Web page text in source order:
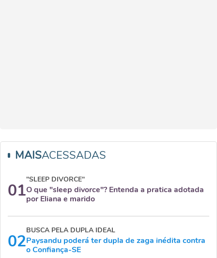
MAISACESSADAS
01
"SLEEP DIVORCE"
O que "sleep divorce"? Entenda a pratica adotada
por Eliana e marido
02
BUSCA PELA DUPLA IDEAL
Paysandu poderá ter dupla de zaga inédita contra
o Confiança-SE